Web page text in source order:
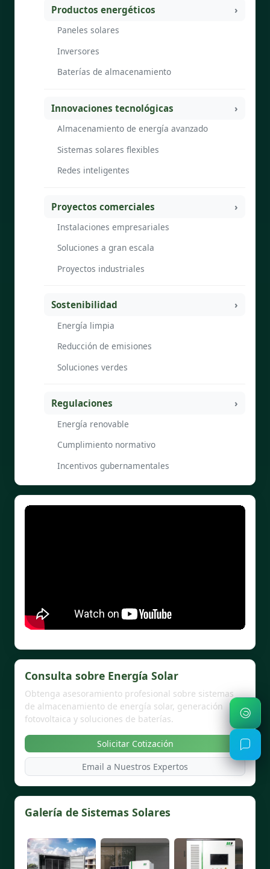
Productos energéticos
Paneles solares
Inversores
Baterías de almacenamiento
Innovaciones tecnológicas
Almacenamiento de energía avanzado
Sistemas solares flexibles
Redes inteligentes
Proyectos comerciales
Instalaciones empresariales
Soluciones a gran escala
Proyectos industriales
Sostenibilidad
Energía limpia
Reducción de emisiones
Soluciones verdes
Regulaciones
Energía renovable
Cumplimiento normativo
Incentivos gubernamentales
Consulta sobre Energía Solar
Obtenga asesoramiento profesional sobre sistemas
de almacenamiento de energía solar, generación
fotovoltaica y soluciones de baterías.
Solicitar Cotización
Email a Nuestros Expertos
Galería de Sistemas Solares